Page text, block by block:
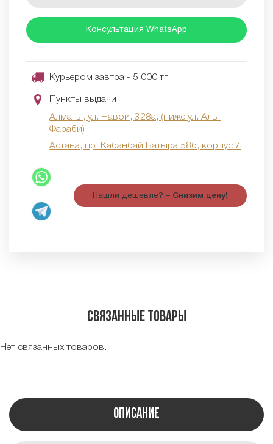
Консультация WhatsApp
Курьером завтра - 5 000 тг.
Пункты выдачи:
Алматы, ул. Навои, 328а, (ниже ул. Аль-
Фараби)
Астана, пр. Кабанбай Батыра 58б, корпус 7
Нашли дешевле? – Снизим цену!
Связанные товары
Нет связанных товаров.
Описание